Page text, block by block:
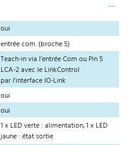
oui
entrée com. (broche 5)
Teach-in via l’entrée Com ou Pin 5
LCA-2 avec le LinkControl
par l'interface IO-Link
oui
oui
1 x LED verte : alimentation, 1 x LED
jaune : état sortie